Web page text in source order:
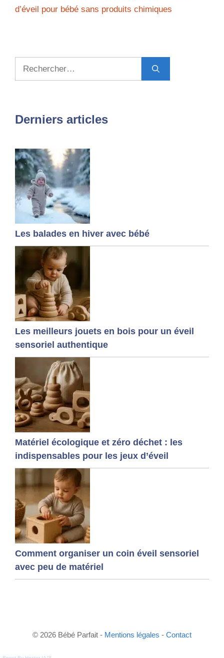
d’éveil pour bébé sans produits chimiques
Derniers articles
Les balades en hiver avec bébé
Les meilleurs jouets en bois pour un éveil
sensoriel authentique
Matériel écologique et zéro déchet : les
indispensables pour les jeux d’éveil
Comment organiser un coin éveil sensoriel
avec peu de matériel
© 2026 Bébé Parfait - Mentions légales - Contact